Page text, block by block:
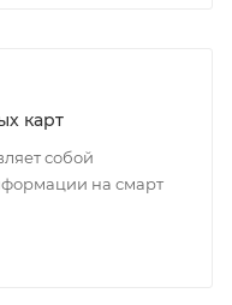
карт
собой
на смарт